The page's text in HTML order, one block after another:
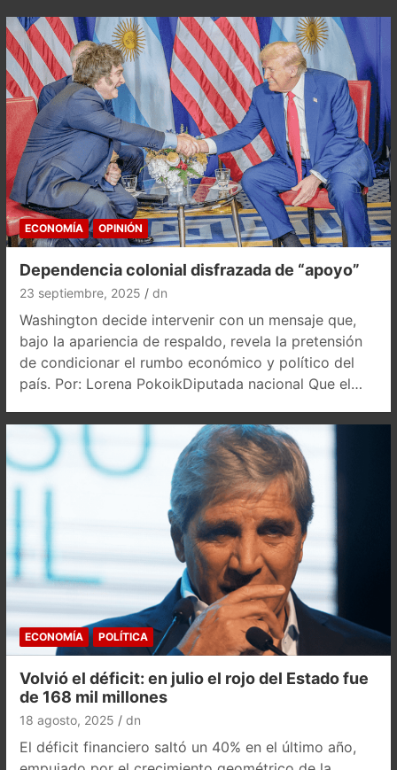
ECONOMÍA OPINIÓN
Dependencia colonial disfrazada de “apoyo”
23 septiembre, 2025 dn
Washington decide intervenir con un mensaje que,
bajo la apariencia de respaldo, revela la pretensión
de condicionar el rumbo económico y político del
país. Por: Lorena PokoikDiputada nacional Que el…
ECONOMÍA POLÍTICA
Volvió el déficit: en julio el rojo del Estado fue
de 168 mil millones
18 agosto, 2025 dn
El déficit financiero saltó un 40% en el último año,